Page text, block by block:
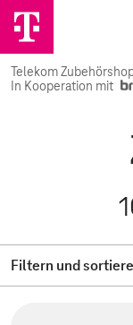
Telekom
In Kooperation mit
Filtern und